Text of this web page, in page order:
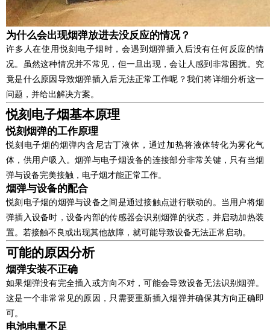
为什么会出现烟弹放进去没反应的情况？
许多人在使用悦刻电子烟时，会遇到烟弹插入后没有任何反应的情
况。虽然这种情况并不常见，但一旦出现，会让人感到非常困扰。究
竟是什么原因导致烟弹插入后无法正常工作呢？我们将详细分析这一
问题，并给出解决方案。
悦刻电子烟基本原理
悦刻烟弹的工作原理
悦刻电子烟的烟弹内含尼古丁液体，通过加热将液体转化为雾化气
体，供用户吸入。烟弹与电子烟设备的连接部分非常关键，只有当烟
弹与设备完美接触，电子烟才能正常工作。
烟弹与设备的配合
悦刻电子烟的烟弹与设备之间是通过接触点进行联动的。当用户将烟
弹插入设备时，设备内部的传感器会识别烟弹的状态，并启动加热装
置。若接触不良或出现其他故障，就可能导致设备无法正常启动。
可能的原因分析
烟弹安装不正确
如果烟弹没有完全插入或方向不对，可能会导致设备无法识别烟弹。
这是一个非常常见的原因，只需要重新插入烟弹并确保其方向正确即
可。
电池电量不足